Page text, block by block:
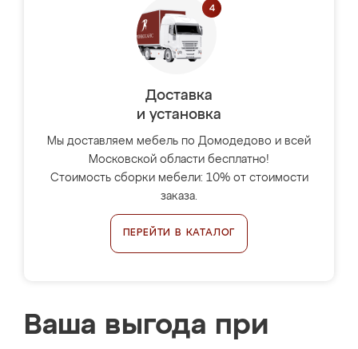
Доставка
и установка
Мы доставляем мебель по Домодедово и всей
Московской области бесплатно!
Стоимость сборки мебели: 10% от стоимости
заказа.
ПЕРЕЙТИ В КАТАЛОГ
Ваша выгода при